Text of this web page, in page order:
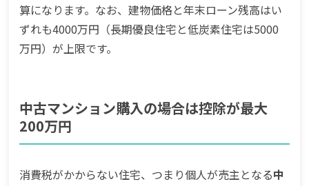
算になります。なお、建物価格と年末ローン残高はい
ずれも4000万円（長期優良住宅と低炭素住宅は5000
万円）が上限です。
中古マンション購入の場合は控除が最大
200万円
消費税がかからない住宅、つまり個人が売主となる中